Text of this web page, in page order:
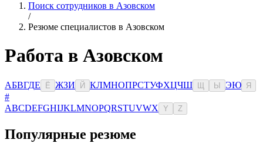
Поиск сотрудников в Азовском
/
Резюме специалистов в Азовском
Работа в Азовском
АБВГДЕ Ё ЖЗИ Й КЛМНОПРСТУФХЦЧШ Ы ЭЮ Я
#
ABCDEFGHIJKLMNOPQRSTUVWX Y Z
Популярные резюме